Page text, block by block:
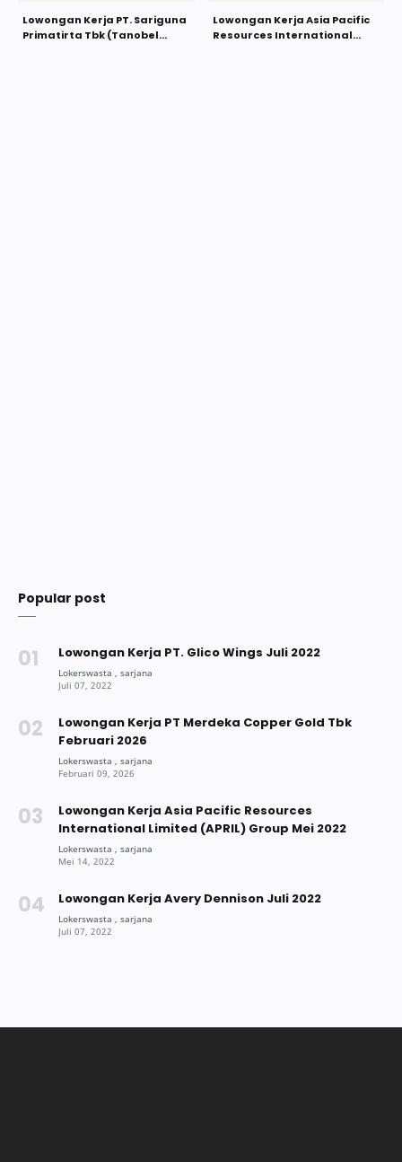
Lowongan Kerja PT. Sariguna
Primatirta Tbk (Tanobel
Lowongan Kerja Asia Pacific
Resources International
Popular post
Lowongan Kerja PT. Glico Wings Juli 2022
Lowongan Kerja PT Merdeka Copper Gold Tbk
Februari 2026
Lowongan Kerja Asia Pacific Resources
International Limited (APRIL) Group Mei 2022
Lowongan Kerja Avery Dennison Juli 2022